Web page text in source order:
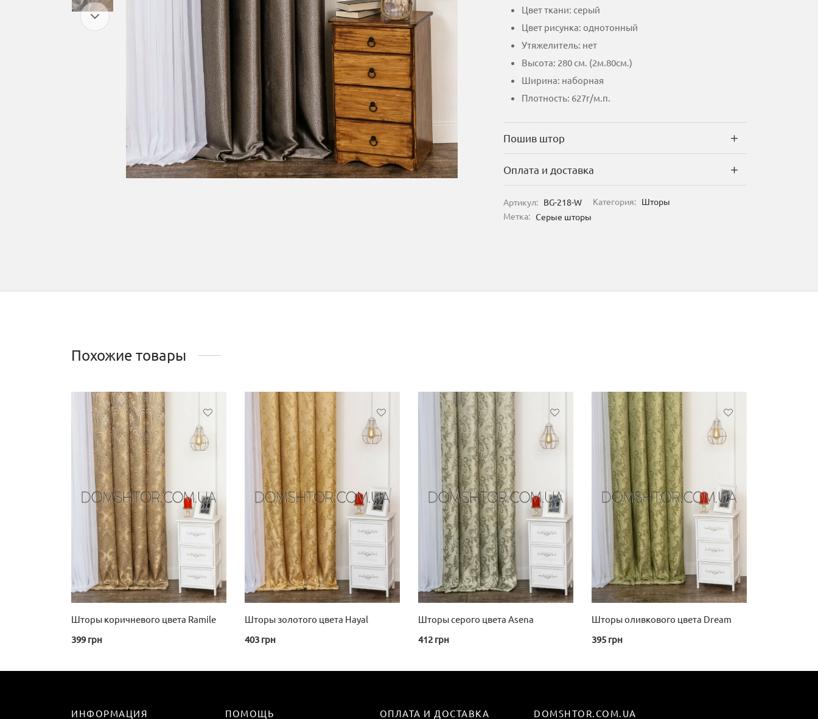
Цвет ткани: серый
Цвет рисунка: однотонный
Утяжелитель: нет
Высота: 280 см. (2м.80см.)
Ширина: наборная
Плотность: 627г/м.п.
Пошив штор
Оплата и доставка
Артикул: BG-218-W Категория: Шторы
Метка: Серые шторы
Похожие товары
Шторы коричневого цвета Ramile
399 грн
Шторы золотого цвета Hayal
403 грн
Шторы серого цвета Asena
412 грн
Шторы оливкового цвета Dream
395 грн
DOMSHTOR.COM.UA
ПОМОЩЬ ОПЛАТА И ДОСТАВКА
ИНФОРМАЦИЯ